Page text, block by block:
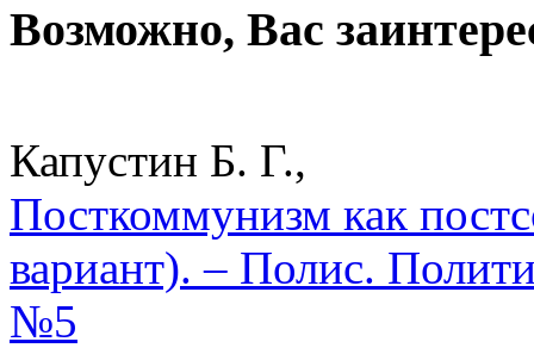
Возможно, Вас
Капустин Б. Г.,
Посткоммунизм как
вариант). – Полис.
№5